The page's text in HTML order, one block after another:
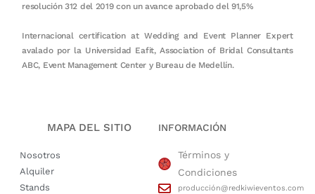
resolución 312 del 2019 con un avance aprobado del 91,5%
Internacional certification at Wedding and Event Planner Expert
avalado por la Universidad Eafit, Association of Bridal Consultants
ABC, Event Management Center y Bureau de Medellín.
MAPA DEL SITIO
Nosotros
Alquiler
Stands
INFORMACIÓN
Términos y
Condiciones
producción@redkiwieventos.com